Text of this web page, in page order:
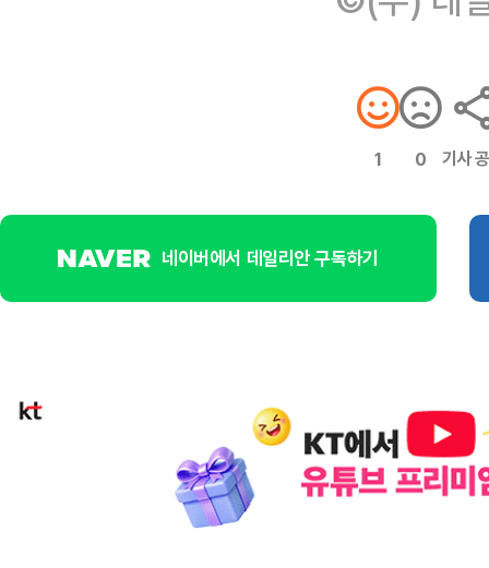
1 0 기사
네이버에서 데일리안 구독하기